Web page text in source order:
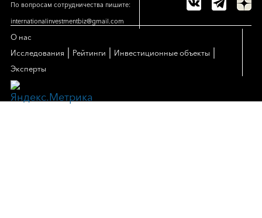
По вопросам сотрудничества пишите:
internationalinvestmentbiz@gmail.com
О нас
Исследования
Рейтинги Инвестиционные объекты
Эксперты